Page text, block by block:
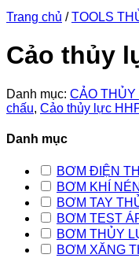
Trang chủ / TOOLS
Cảo thủy
Danh mục: CẢO
chấu, Cảo thủy lực
Danh mục
BƠM ĐIỆN
BƠM KHÍ
BƠM TAY
BƠM TEST
BƠM THỦY
BƠM XĂNG